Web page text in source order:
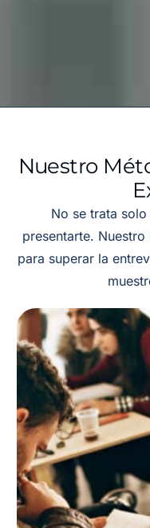
Nuestro
No se trata
presentarte.
para superar la